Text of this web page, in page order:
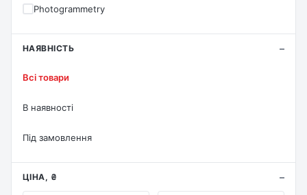
Photogrammetry
НАЯВНІСТЬ
Всі товари
В наявності
Під замовлення
ЦІНА, ₴